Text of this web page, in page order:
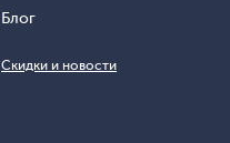
Блог
Скидки и новости